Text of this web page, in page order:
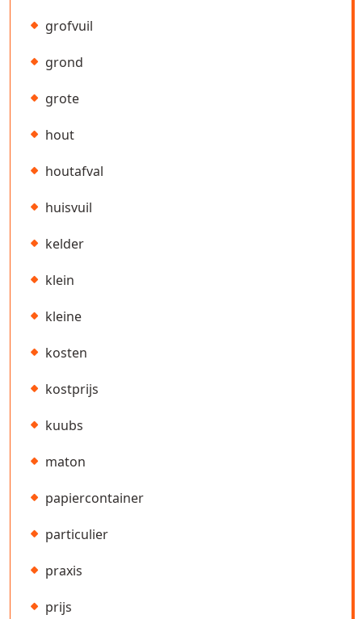
grofvuil
grond
grote
hout
houtafval
huisvuil
kelder
klein
kleine
kosten
kostprijs
kuubs
maton
papiercontainer
particulier
praxis
prijs